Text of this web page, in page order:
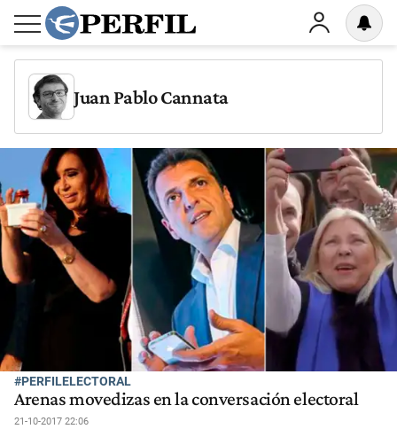
Juan Pablo Cannata
#PERFILELECTORAL
Arenas movedizas en la conversación electoral
21-10-2017 22:06